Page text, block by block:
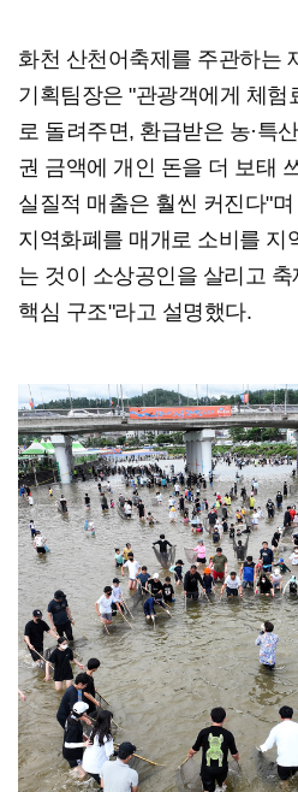
화천 산천어축제를 주관하는
기획팀장은 "관광객에게 체험
로 돌려주면, 환급받은 농·특
권 금액에 개인 돈을 더 보태
실질적 매출은 훨씬 커진다"
지역화폐를 매개로 소비를 지
는 것이 소상공인을 살리고
핵심 구조"라고 설명했다.